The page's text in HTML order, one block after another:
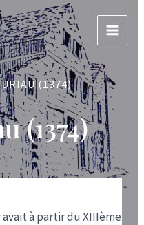
MAIN
(1374)
(1374)
avait à partir du XIIIème